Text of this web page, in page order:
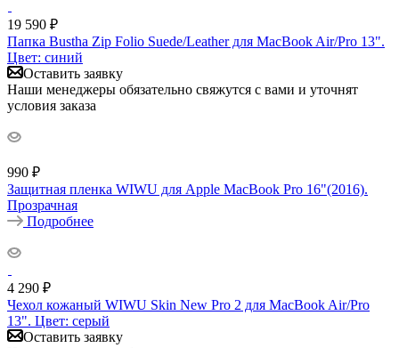
19 590 ₽
Папка Bustha Zip Folio Suede/Leather для MacBook Air/Pro 13".
Цвет: синий
Оставить заявку
Наши менеджеры обязательно свяжутся с вами и уточнят
условия заказа
990 ₽
Защитная пленка WIWU для Apple MacBook Pro 16"(2016).
Прозрачная
Подробнее
4 290 ₽
Чехол кожаный WIWU Skin New Pro 2 для MacBook Air/Pro
13". Цвет: серый
Оставить заявку